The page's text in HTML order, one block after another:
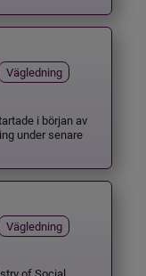
Vägledning
i början av
under senare
Vägledning